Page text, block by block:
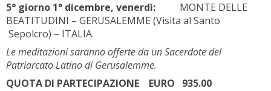
5° giorno 1° dicembre, venerdì: MONTE DELLE
BEATITUDINI – GERUSALEMME (Visita al Santo
Sepolcro) – ITALIA.
Le meditazioni saranno offerte da un Sacerdote del
Patriarcato Latino di Gerusalemme.
QUOTA DI PARTECIPAZIONE EURO 935.00